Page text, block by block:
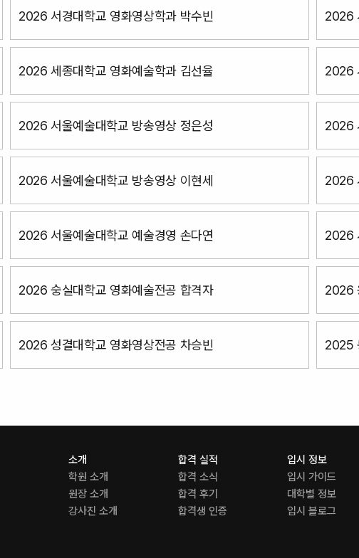
2026 서경대학교 영화영상학과 박수빈 2026
2026 세종대학교 영화예술학과 김선율 2026
2026 서울예술대학교 방송영상 정은성 2026
2026 서울예술대학교 방송영상 이현세 2026
2026 서울예술대학교 예술경영 손다연 2026
2026 숭실대학교 영화예술전공 합격자 2026
2026 성결대학교 영화영상전공 차승빈 2025
소개
학원 소개
원장 소개
강사진 소개
합격 실적
합격 소식
합격 후기
합격생 인증
입시 정보
입시 가이드
대학별 정보
입시 블로그